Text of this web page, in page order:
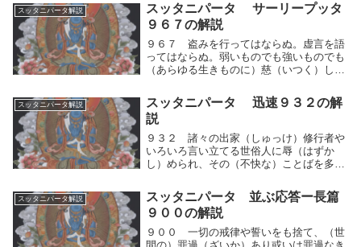
スッタニパータ解説
スッタニパータ サーリープッタ
９６７の解説
９６７ 盗みを行ってはならぬ。虚言を語
ってはならぬ。弱いものでも強いものでも
（あらゆる生きものに）慈（いつく）しみ
は、「悪魔の仲間」であると想って、これ
を除き去れ。人間的思考の運動による両極
端を欲する反...
スッタニパータ解説
スッタニパータ 迅速９３２の解
説
９３２ 諸々の出家（しゅっけ）修行者や
いろいろ言い立てる世俗人に辱（はずか
し）められ、その（不快な）ことばを多く
てはならない。立派な人々は敵対的な返答
をしないからである。諸々の出家（しゅっ
け）修行者やい...
スッタニパータ解説
スッタニパータ 並ぶ応答ー長篇
９００の解説
９００ 一切の戒律や誓いをも捨て、（世